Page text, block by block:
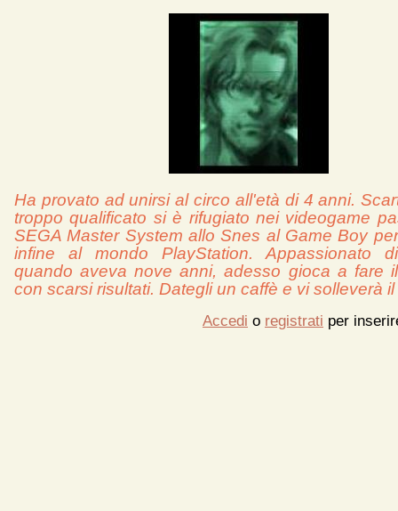
Ha provato ad unirsi al circo all'età di 4 anni.
troppo qualificato si è rifugiato nei videogame
SEGA Master System allo Snes al Game Boy
infine al mondo PlayStation. Appassionato
quando aveva nove anni, adesso gioca a fare
con scarsi risultati. Dategli un caffè e vi solleverà
Accedi o registrati per